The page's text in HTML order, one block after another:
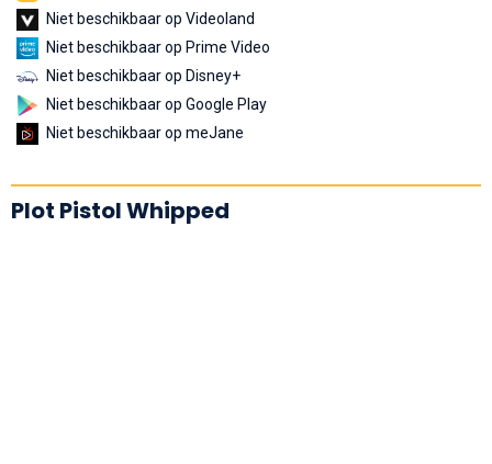
Niet beschikbaar op Videoland
Niet beschikbaar op Prime Video
Niet beschikbaar op Disney+
Niet beschikbaar op Google Play
Niet beschikbaar op meJane
Plot Pistol Whipped